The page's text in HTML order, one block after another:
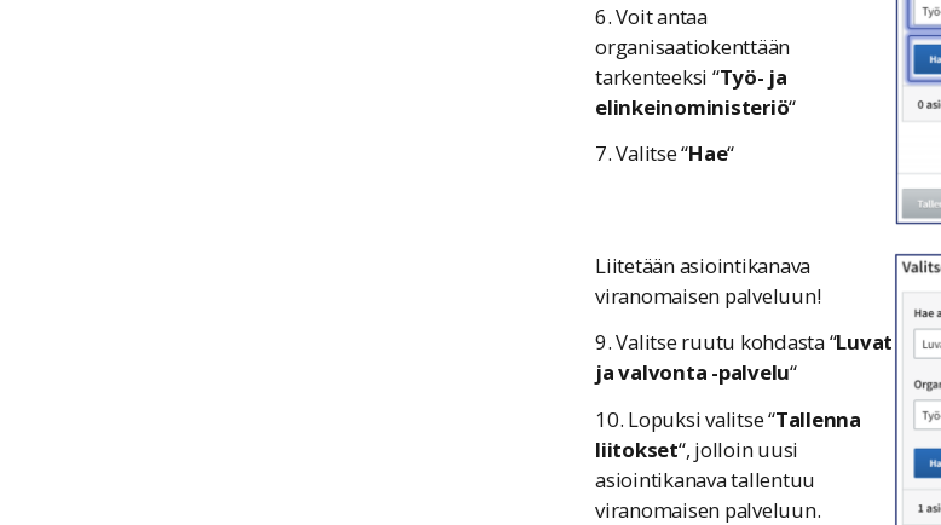
6. Voit antaa
organisaatiokenttään
tarkenteeksi “Työ- ja
elinkeinoministeriö“
7. Valitse “Hae“
Liitetään asiointikanava
viranomaisen palveluun!
9. Valitse ruutu kohdasta “Luvat
ja valvonta -palvelu“
10. Lopuksi valitse “Tallenna
liitokset“, jolloin uusi
asiointikanava tallentuu
viranomaisen palveluun.